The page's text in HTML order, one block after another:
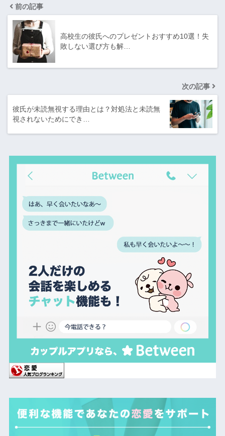
前の記事
高校生の彼氏へのプレゼントおすすめ10選！失
敗しない選び方も解…
次の記事
彼氏が未読無視する理由とは？対処法と未読無
視されないためにでき…